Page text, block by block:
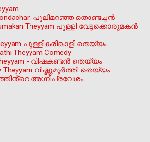
പുലിമറഞ്ഞ തൊണ്ടച്ചൻ
Theyyam പുള്ളി വേട്ടക്കൊരുമകൻ
പുള്ളികരിങ്കാളി തെയ്യം
Theyyam Comedy
Theyyam - വിഷകണ്ടൻ തെയ്യം
Theyyam വിഷ്ണുമൂർത്തി തെയ്യം
അഗ്നിപ്രവേശം